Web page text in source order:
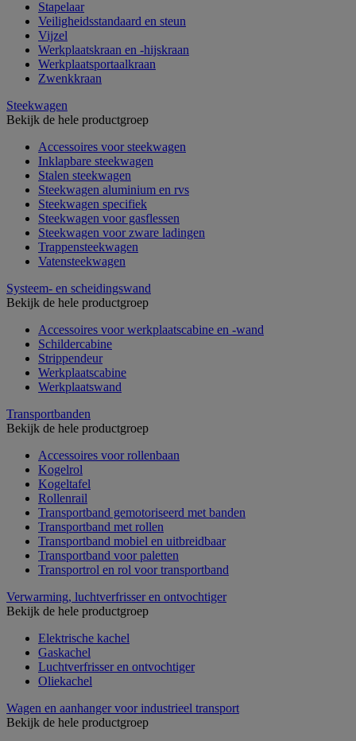
Stapelaar
Veiligheidsstandaard en steun
Vijzel
Werkplaatskraan en -hijskraan
Werkplaatsportaalkraan
Zwenkkraan
Steekwagen
Bekijk de hele productgroep
Accessoires voor steekwagen
Inklapbare steekwagen
Stalen steekwagen
Steekwagen aluminium en rvs
Steekwagen specifiek
Steekwagen voor gasflessen
Steekwagen voor zware ladingen
Trappensteekwagen
Vatensteekwagen
Systeem- en scheidingswand
Bekijk de hele productgroep
Accessoires voor werkplaatscabine en -wand
Schildercabine
Strippendeur
Werkplaatscabine
Werkplaatswand
Transportbanden
Bekijk de hele productgroep
Accessoires voor rollenbaan
Kogelrol
Kogeltafel
Rollenrail
Transportband gemotoriseerd met banden
Transportband met rollen
Transportband mobiel en uitbreidbaar
Transportband voor paletten
Transportrol en rol voor transportband
Verwarming, luchtverfrisser en ontvochtiger
Bekijk de hele productgroep
Elektrische kachel
Gaskachel
Luchtverfrisser en ontvochtiger
Oliekachel
Wagen en aanhanger voor industrieel transport
Bekijk de hele productgroep